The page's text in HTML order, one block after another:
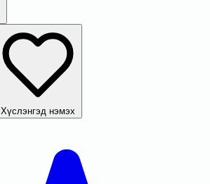
Хүслэнгэд нэмэх